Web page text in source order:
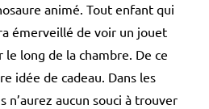
animé. Tout enfant qui
émerveillé de voir un jouet
long de la chambre. De ce
idée de cadeau. Dans les
n’aurez aucun souci à trouver